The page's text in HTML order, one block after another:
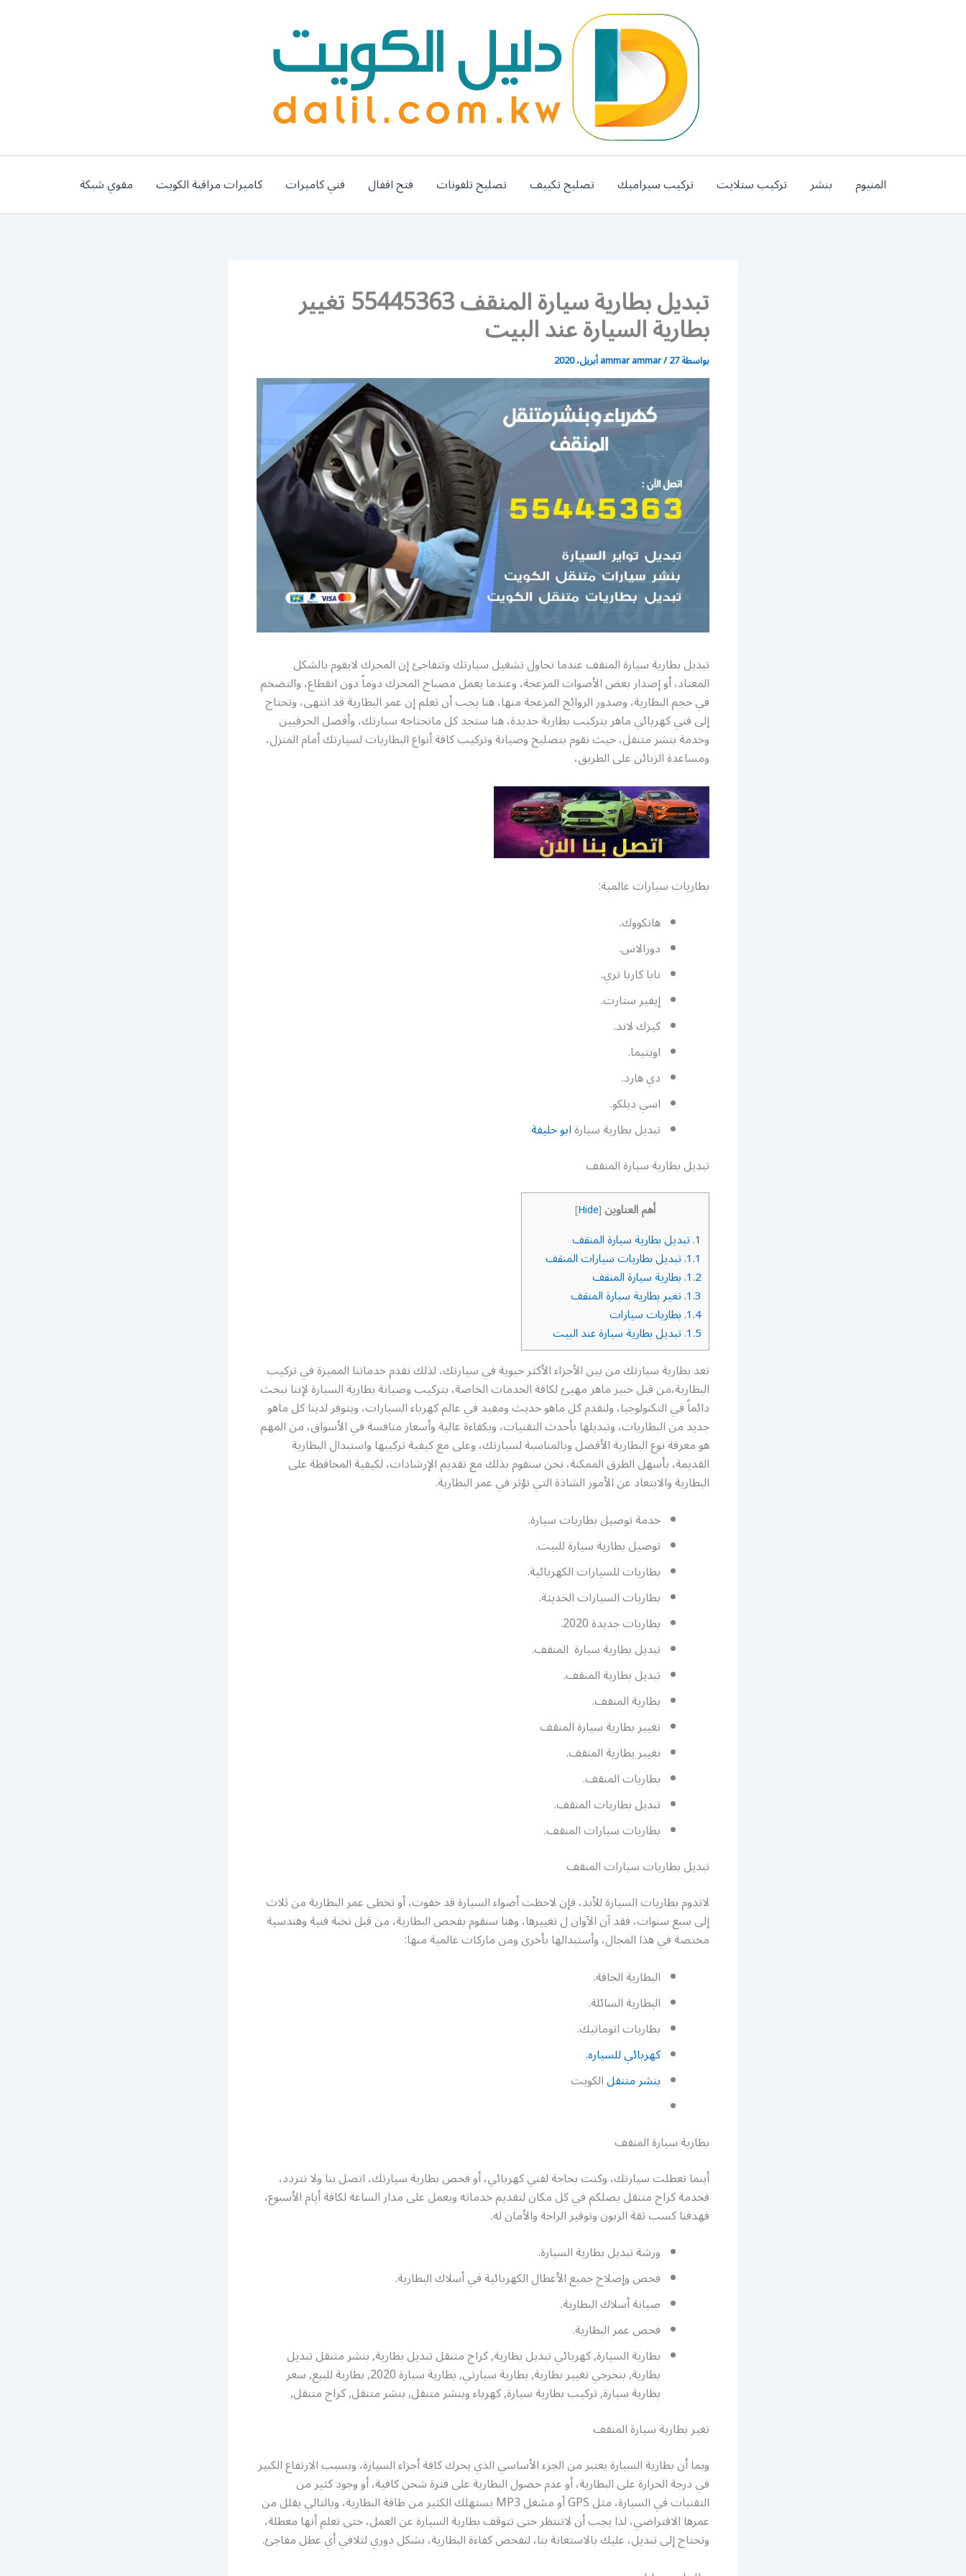
المنيوم بنشر تركيب ستلايت تركيب سيراميك تصليح تكييف تصليح تلفونات فتح اقفال فني كاميرات كاميرات مراقبة الكويت مقوي شبكة
تبديل بطارية سيارة المنقف 55445363 تغيير
بطارية السيارة عند البيت
بواسطة ammar ammar/27 أبريل، 2020
تبديل بطارية سيارة المنقف عندما تحاول تشغيل سيارتك وتتفاجئ إن المحرك لايقوم بالشكل
المعتاد، أو إصدار بعض الأصوات المزعجة، وعندما يعمل مصباح المحرك دوماً دون انقطاع، والتضخم
في حجم البطارية، وصدور الروائح المزعجة منها، هنا يجب أن تعلم إن عمر البطارية قد انتهى، وتحتاج
إلى فني كهربائي ماهر بتركيب بطارية جديدة، هنا ستجد كل ماتحتاجه سيارتك، وأفضل الحرفيين
وخدمة بنشر متنقل، حيث نقوم بتصليح وصيانة وتركيب كافة أنواع البطاريات لسيارتك أمام المنزل،
ومساعدة الزبائن على الطريق،
بطاريات سيارات عالمية:
هانكووك.
دورالاس.
نابا كاربا تري.
إيفير ستارت.
كيزك لاند.
اوبتيما.
دي هارد.
اسي ديلكو.
تبديل بطارية سيارةابو حليفة
تبديل بطارية سيارة المنقف
أهم العناوين [
Hide
]
1. تبديل بطارية سيارة المنقف
1.1. تبديل بطاريات سيارات المنقف
1.2. بطارية سيارة المنقف
1.3. تغير بطارية سيارة المنقف
1.4. بطاريات سيارات
1.5. تبديل بطارية سيارة عند البيت
تعد بطارية سيارتك من بين الأجزاء الأكثر حيوية في سيارتك، لذلك نقدم خدماتنا المميزة في تركيب
البطارية،من قبل خبير ماهر مهيئ لكافة الخدمات الخاصة، بتركيب وصيانة بطارية السيارة لإننا نبحث
دائماً في التكنولوجيا، ولنقدم كل ماهو حديث ومفيد في عالم كهرباء السيارات، ويتوفر لدينا كل ماهو
جديد من البطاريات، وتبديلها بأحدث التقنيات، وبكفاءة عالية وأسعار منافسة في الأسواق، من المهم
هو معرفة نوع البطارية الأفضل وبالمناسبة لسيارتك، وعلى مع كيفية تركيبها واستبدال البطارية
القديمة، بأسهل الطرق الممكنة، نحن سنقوم بذلك مع تقديم الإرشادات، لكيفية المحافظة على
البطارية والابتعاد عن الأمور الشاذة التي تؤثر في عمر البطارية.
خدمة توصيل بطاريات سيارة.
توصيل بطارية سيارة للبيت.
بطاريات للسيارات الكهربائية.
بطاريات السيارات الحديثة.
بطاريات جديدة 2020.
تبديل بطارية سيارة المنقف.
تبديل بطارية المنقف.
بطارية المنقف.
تغيير بطارية سيارة المنقف
نغيير يطارية المنقف.
بطاريات المنقف.
تبديل بطاريات المنقف.
بطاريات سيارات المنقف.
تبديل بطاريات سيارات المنقف
لاتدوم بطاريات السيارة للأبد، فإن لاحظت أضواء السيارة قد خفوت، أو تخطى عمر البطارية من ثلاث
إلى سبع سنوات، فقد آن الآوان ل تغييرها، وهنا سنقوم بفحص البطارية، من قبل نخبة فنية وهندسية
مختصة في هذا المجال، وأستبدالها بأخرى ومن ماركات عالمية منها:
البطارية الجافة.
البطارية السائلة.
بطاريات اتوماتيك.
كهربائي للسياره.
بنشر متنقلالكويت
بطارية سيارة المنقف
أينما تعطلت سيارتك، وكنت بحاجة لفني كهربائي، أو فحص بطارية سيارتك، اتصل بنا ولا تتردد،
فخدمة كراج متنقل يصلكم في كل مكان لتقديم خدماته ويعمل على مدار الساعة لكافة أيام الأسبوع،
فهدفنا كسب ثقة الزبون وتوفير الراحة والأمان له.
ورشة تبديل بطارية السيارة.
فحص وإصلاح جميع الأعطال الكهربائية في أسلاك البطارية.
صيانة أسلاك البطارية.
فحص عمر البطارية.
بطارية السيارة, كهربائي تبديل بطارية, كراج متنقل تبديل بطارية, بنشر متنقل تبديل
بطارية, بنجرجي تغيير بطارية, بطارية سيارتي, بطارية سيارة 2020, بطارية للبيع, سعر
بطارية سيارة, تركيب بطارية سيارة, كهرباء وبنشر متنقل, بنشر متنقل, كراج متنقل,
تغير بطارية سيارة المنقف
وبما أن بطارية السيارة يعتبر من الجزء الأساسي الذي يحرك كافة أجزاء السيارة، وبسبب الارتفاع الكبير
في درجة الحرارة على البطارية، أو عدم حصول البطارية على فترة شحن كافية، أو وجود كثير من
التقنيات في السيارة، مثل GPS أو مشغل MP3 يستهلك الكثير من طاقة البطارية، وبالتالي يقلل من
عمرها الافتراضي، لذا يجب أن لاتنتظر حتى تتوقف بطارية السيارة عن العمل، حتى تعلم أنها معطلة،
وتحتاج إلى تبديل، عليك بالاستعانة بنا، لنفحص كفاءة البطارية، بشكل دوري لتلافي أي عطل مفاجئ.